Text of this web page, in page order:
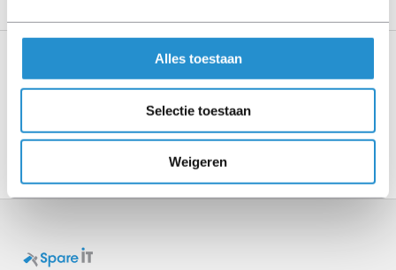
Alles toestaan
Selectie toestaan
Weigeren
Specificaties
Toon meer